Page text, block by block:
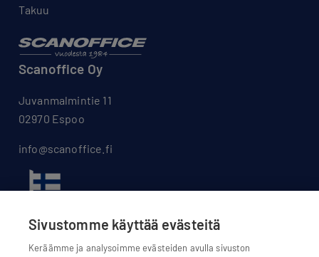
Takuu
Scanoffice Oy
Juvanmalmintie 11
02970 Espoo
info@scanoffice.fi
Sivustomme käyttää evästeitä
Keräämme ja analysoimme evästeiden avulla sivuston